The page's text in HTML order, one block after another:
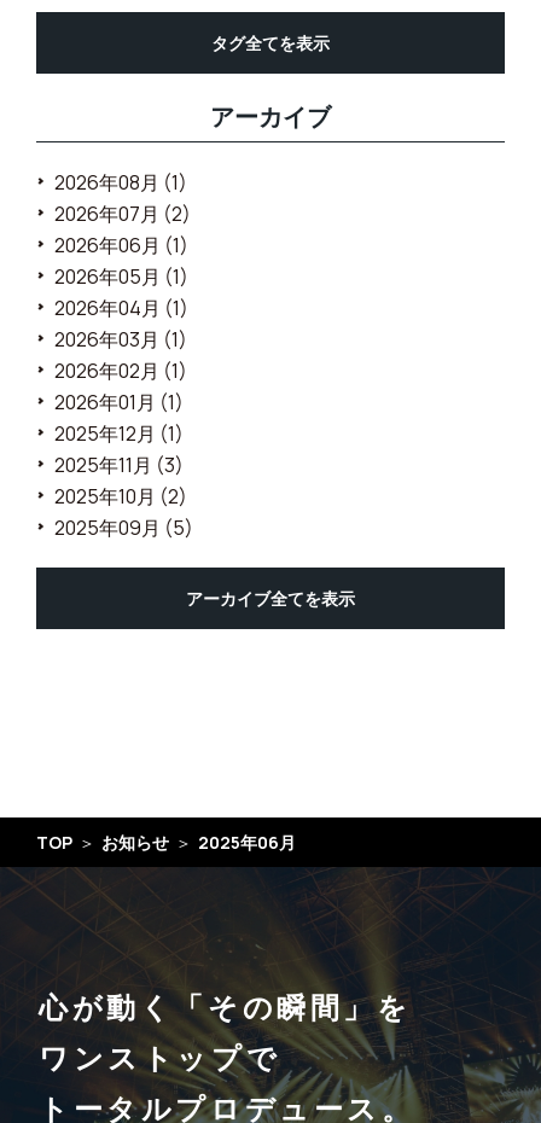
タグ全てを表示
アーカイブ
2026年08月 (1)
2026年07月 (2)
2026年06月 (1)
2026年05月 (1)
2026年04月 (1)
2026年03月 (1)
2026年02月 (1)
2026年01月 (1)
2025年12月 (1)
2025年11月 (3)
2025年10月 (2)
2025年09月 (5)
アーカイブ全てを表示
TOP お知らせ 2025年06月
心が動く「その瞬間」を
ワンストップで
トータルプロデュース。